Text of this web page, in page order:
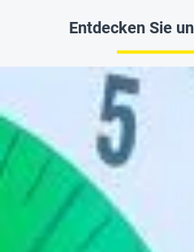
Entdecken Sie